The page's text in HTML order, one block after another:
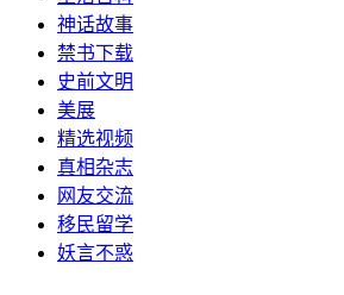
神话故事
禁书下载
史前文明
美展
精选视频
真相杂志
网友交流
移民留学
妖言不惑